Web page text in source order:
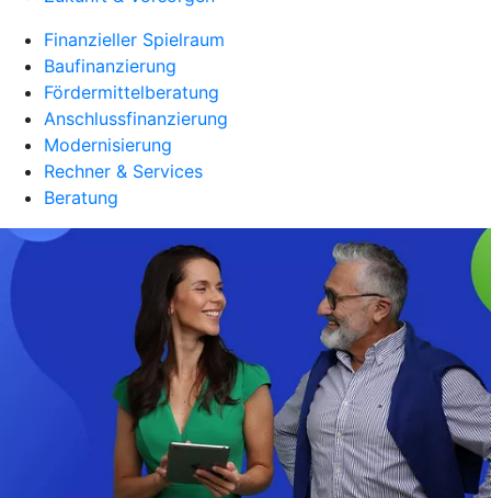
Finanzieller Spielraum
Baufinanzierung
Fördermittelberatung
Anschlussfinanzierung
Modernisierung
Rechner & Services
Beratung